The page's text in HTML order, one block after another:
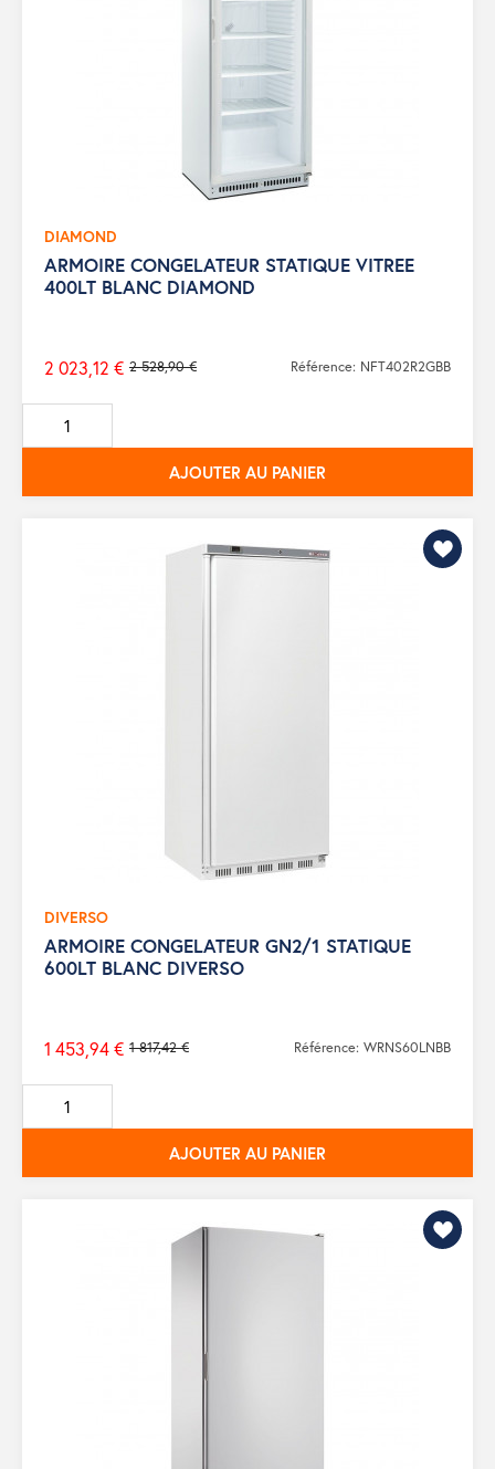
DIAMOND
ARMOIRE CONGELATEUR STATIQUE VITREE
400LT BLANC DIAMOND
Prix
de
base
2 528,90 €
2 023,12 € Référence: NFT402R2GBB
AJOUTER AU PANIER
DIVERSO
ARMOIRE CONGELATEUR GN2/1 STATIQUE
600LT BLANC DIVERSO
Prix
de
base
1 817,42 €
1 453,94 € Référence: WRNS60LNBB
AJOUTER AU PANIER